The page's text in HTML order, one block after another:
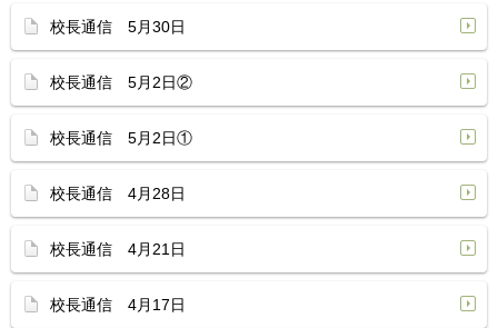
校長通信 5月30日
校長通信 5月2日②
校長通信 5月2日①
校長通信 4月28日
校長通信 4月21日
校長通信 4月17日